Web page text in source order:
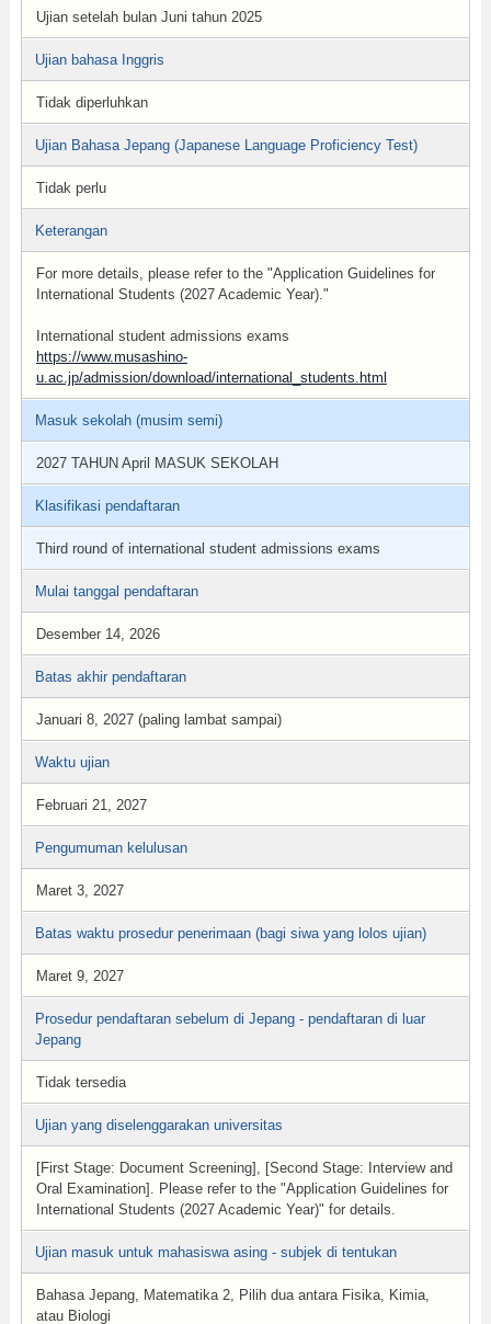
Ujian setelah bulan Juni tahun 2025
Ujian bahasa Inggris
Tidak diperluhkan
Ujian Bahasa Jepang (Japanese Language Proficiency Test)
Tidak perlu
Keterangan
For more details, please refer to the "Application Guidelines for
International Students (2027 Academic Year)."
International student admissions exams
https://www.musashino-
u.ac.jp/admission/download/international_students.html
Masuk sekolah (musim semi)
2027 TAHUN April MASUK SEKOLAH
Klasifikasi pendaftaran
Third round of international student admissions exams
Mulai tanggal pendaftaran
Desember 14, 2026
Batas akhir pendaftaran
Januari 8, 2027 (paling lambat sampai)
Waktu ujian
Februari 21, 2027
Pengumuman kelulusan
Maret 3, 2027
Batas waktu prosedur penerimaan (bagi siwa yang lolos ujian)
Maret 9, 2027
Prosedur pendaftaran sebelum di Jepang - pendaftaran di luar
Jepang
Tidak tersedia
Ujian yang diselenggarakan universitas
[First Stage: Document Screening], [Second Stage: Interview and
Oral Examination]. Please refer to the "Application Guidelines for
International Students (2027 Academic Year)" for details.
Ujian masuk untuk mahasiswa asing - subjek di tentukan
Bahasa Jepang, Matematika 2, Pilih dua antara Fisika, Kimia,
atau Biologi